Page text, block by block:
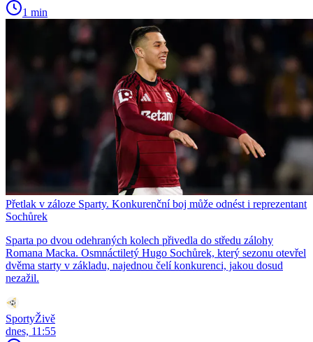
1 min
Přetlak v záloze Sparty. Konkurenční boj může odnést i reprezentant
Sochůrek
Sparta po dvou odehraných kolech přivedla do středu zálohy
Romana Macka. Osmnáctiletý Hugo Sochůrek, který sezonu otevřel
dvěma starty v základu, najednou čelí konkurenci, jakou dosud
nezažil.
SportyŽivě
dnes, 11:55